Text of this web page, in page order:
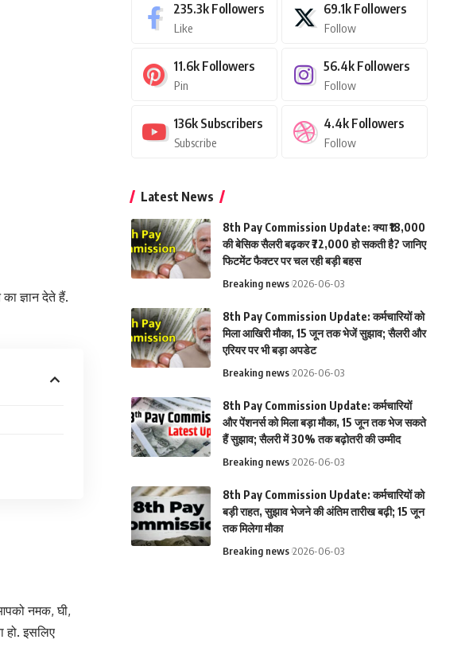
ज्ञान देते हैं.
नमक, घी,
हो. इसलिए
235.3k Followers
Like
69.1k Followers
Follow
11.6k Followers
Pin
56.4k Followers
Follow
136k Subscribers
Subscribe
4.4k Followers
Follow
Latest News
8th Pay Commission Update: क्या ₹18,000
की बेसिक सैलरी बढ़कर ₹72,000 हो सकती है? जानिए
फिटमेंट फैक्टर पर चल रही बड़ी बहस
Breaking news 2026-06-03
8th Pay Commission Update: कर्मचारियों को
मिला आखिरी मौका, 15 जून तक भेजें सुझाव; सैलरी और
एरियर पर भी बड़ा अपडेट
Breaking news 2026-06-03
8th Pay Commission Update: कर्मचारियों
और पेंशनर्स को मिला बड़ा मौका, 15 जून तक भेज सकते
हैं सुझाव; सैलरी में 30% तक बढ़ोतरी की उम्मीद
Breaking news 2026-06-03
8th Pay Commission Update: कर्मचारियों को
बड़ी राहत, सुझाव भेजने की अंतिम तारीख बढ़ी; 15 जून
तक मिलेगा मौका
Breaking news 2026-06-03